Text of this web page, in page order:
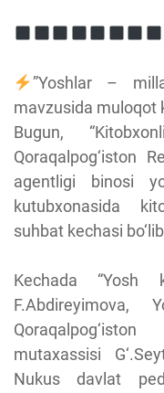
”Yoshlar –
mavzusida muloqot
Bugun,
Qoraqalpog‘iston
agentligi binosi
kutubxonasida
suhbat kechasi bo‘lib
Kechada “Yosh
F.Abdireyimova,
mutaxassisi
Nukus davlat